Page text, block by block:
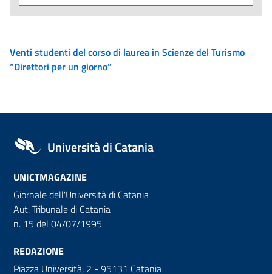
Venti studenti del corso di laurea in Scienze del Turismo
“Direttori per un giorno”
Università di Catania
UNICTMAGAZINE
Giornale dell'Università di Catania
Aut. Tribunale di Catania
n. 15 del 04/07/1995
REDAZIONE
Piazza Università, 2 - 95131 Catania